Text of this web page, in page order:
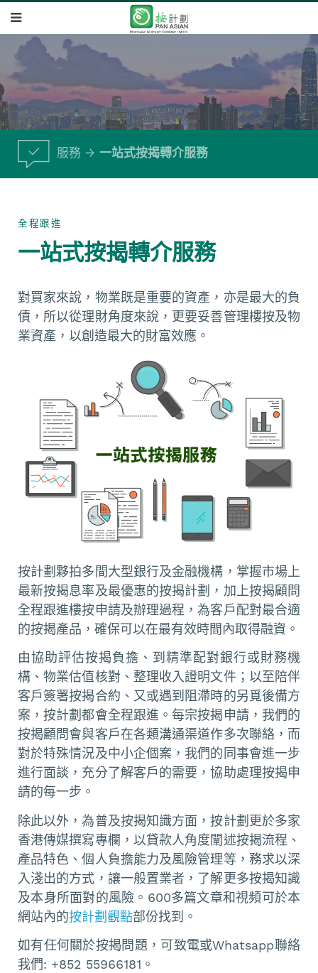
服務 一站式按揭轉介服務
全程跟進
一站式按揭轉介服務
對買家來說，物業既是重要的資產，亦是最大的負
債，所以從理財角度來說，更要妥善管理樓按及物
業資產，以創造最大的財富效應。
按計劃夥拍多間大型銀行及金融機構，掌握市場上
最新按揭息率及最優惠的按揭計劃，加上按揭顧問
全程跟進樓按申請及辦理過程，為客戶配對最合適
的按揭產品，確保可以在最有效時間內取得融資。
由協助評估按揭負擔、到精準配對銀行或財務機
構、物業估值核對、整理收入證明文件；以至陪伴
客戶簽署按揭合約、又或遇到阻滯時的另覓後備方
案，按計劃都會全程跟進。每宗按揭申請，我們的
按揭顧問會與客戶在各類溝通渠道作多次聯絡，而
對於特殊情況及中小企個案，我們的同事會進一步
進行面談，充分了解客戶的需要，協助處理按揭申
請的每一步。
除此以外，為普及按揭知識方面，按計劃更於多家
香港傳媒撰寫專欄，以貸款人角度闡述按揭流程、
產品特色、個人負擔能力及風險管理等，務求以深
入淺出的方式，讓一般置業者，了解更多按揭知識
及本身所面對的風險。600多篇文章和視頻可於本
網站內的按計劃觀點部份找到。
如有任何關於按揭問題，可致電或Whatsapp聯絡
我們: +852 55966181。